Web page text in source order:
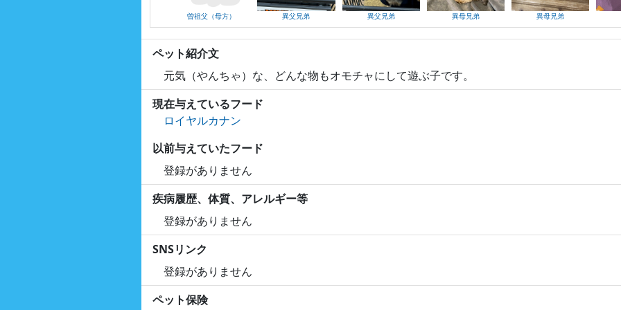
曽祖父（母方） 異父兄弟 異父兄弟 異母兄弟 異母兄弟
ペット紹介文
元気（やんちゃ）な、どんな物もオモチャにして遊ぶ子です。
現在与えているフード
ロイヤルカナン
以前与えていたフード
登録がありません
疾病履歴、体質、アレルギー等
登録がありません
SNSリンク
登録がありません
ペット保険